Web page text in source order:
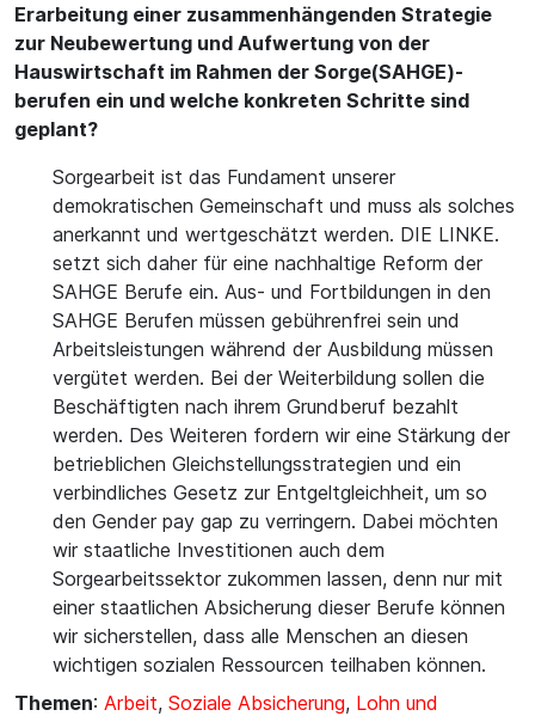
Erarbeitung einer zusammenhängenden Strategie
zur Neubewertung und Aufwertung von der
Hauswirtschaft im Rahmen der Sorge(SAHGE)-
berufen ein und welche konkreten Schritte sind
geplant?
Sorgearbeit ist das Fundament unserer
demokratischen Gemeinschaft und muss als solches
anerkannt und wertgeschätzt werden. DIE LINKE.
setzt sich daher für eine nachhaltige Reform der
SAHGE Berufe ein. Aus- und Fortbildungen in den
SAHGE Berufen müssen gebührenfrei sein und
Arbeitsleistungen während der Ausbildung müssen
vergütet werden. Bei der Weiterbildung sollen die
Beschäftigten nach ihrem Grundberuf bezahlt
werden. Des Weiteren fordern wir eine Stärkung der
betrieblichen Gleichstellungsstrategien und ein
verbindliches Gesetz zur Entgeltgleichheit, um so
den Gender pay gap zu verringern. Dabei möchten
wir staatliche Investitionen auch dem
Sorgearbeitssektor zukommen lassen, denn nur mit
einer staatlichen Absicherung dieser Berufe können
wir sicherstellen, dass alle Menschen an diesen
wichtigen sozialen Ressourcen teilhaben können.
Themen: Arbeit, Soziale Absicherung, Lohn und